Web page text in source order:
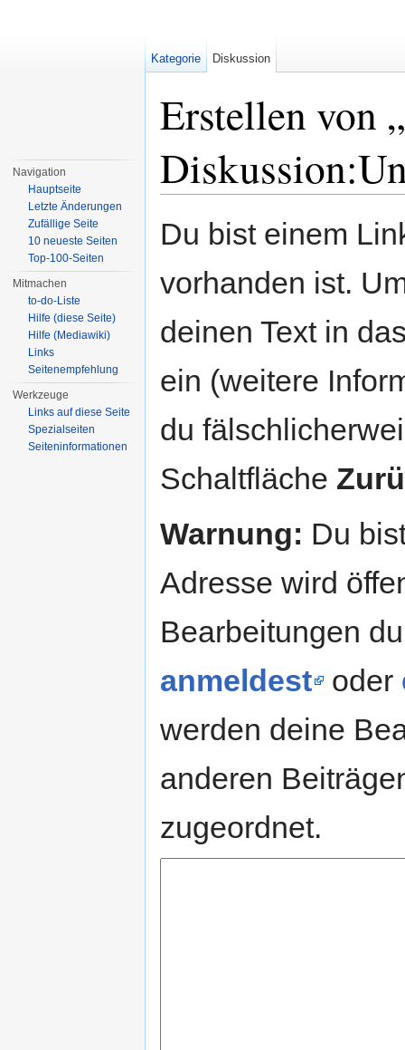
Erstellen von
Du bist einem
vorhanden ist.
deinen Text in
ein (weitere
du
Schaltfläche
Warnung: Du
Adresse wird
Bearbeitungen
anmeldest
oder
werden deine
anderen
zugeordnet.
Kategorie Diskussion
Navigation
Hauptseite
Letzte Änderungen
Zufällige Seite
10 neueste Seiten
Top-100-Seiten
Mitmachen
to-do-Liste
Hilfe (diese Seite)
Hilfe (Mediawiki)
Links
Seitenempfehlung
Werkzeuge
Links auf diese Seite
Spezialseiten
Seiteninformationen